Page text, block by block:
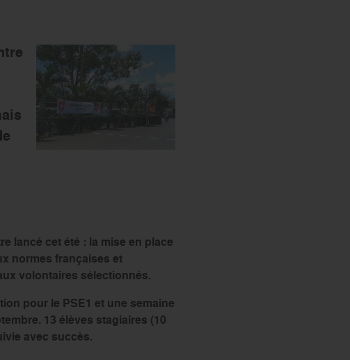
lancé cet été : la mise en place
normes françaises et
volontaires sélectionnés.
pour le PSE1 et une semaine
13 élèves stagiaires (10
avec succès.